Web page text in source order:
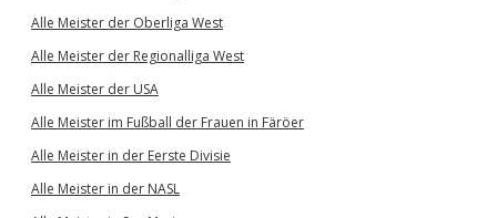
Alle Meister der Oberliga West
Alle Meister der Regionalliga West
Alle Meister der USA
Alle Meister im Fußball der Frauen in Färöer
Alle Meister in der Eerste Divisie
Alle Meister in der NASL